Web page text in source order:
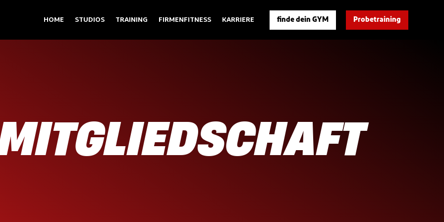
HOME STUDIOS TRAINING FIRMENFITNESS KARRIERE finde dein GYM Probetraining